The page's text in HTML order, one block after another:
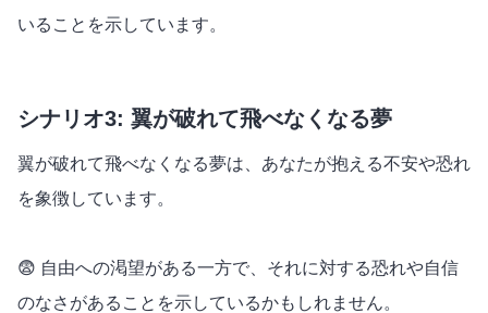
いることを示しています。
シナリオ3: 翼が破れて飛べなくなる夢
翼が破れて飛べなくなる夢は、あなたが抱える不安や恐れ
を象徴しています。
😨 自由への渇望がある一方で、それに対する恐れや自信
のなさがあることを示しているかもしれません。